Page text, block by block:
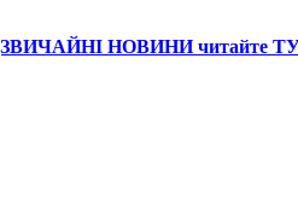
НОВИНИ читайте